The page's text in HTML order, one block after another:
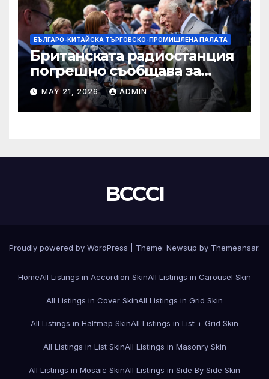
БЪЛГАРО-КИТАЙСКА ТЪРГОВСКО-ПРОМИШЛЕНА ПАЛAТА
Британската радиостанция
погрешно съобщава за
смъртта на крал Чарлз
MAY 21, 2026 ADMIN
BCCCI
Proudly powered by WordPress Theme: Newsup by Themeansar.
HomeAll Listings in Accordion SkinAll Listings in Carousel Skin
All Listings in Cover SkinAll Listings in Grid Skin
All Listings in Halfmap SkinAll Listings in List + Grid Skin
All Listings in List SkinAll Listings in Masonry Skin
All Listings in Mosaic SkinAll Listings in Side By Side Skin